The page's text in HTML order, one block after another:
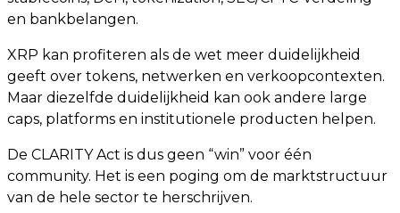
en bankbelangen.
XRP kan profiteren als de wet meer duidelijkheid
geeft over tokens, netwerken en verkoopcontexten.
Maar diezelfde duidelijkheid kan ook andere large
caps, platforms en institutionele producten helpen.
De CLARITY Act is dus geen “win” voor één
community. Het is een poging om de marktstructuur
van de hele sector te herschrijven.